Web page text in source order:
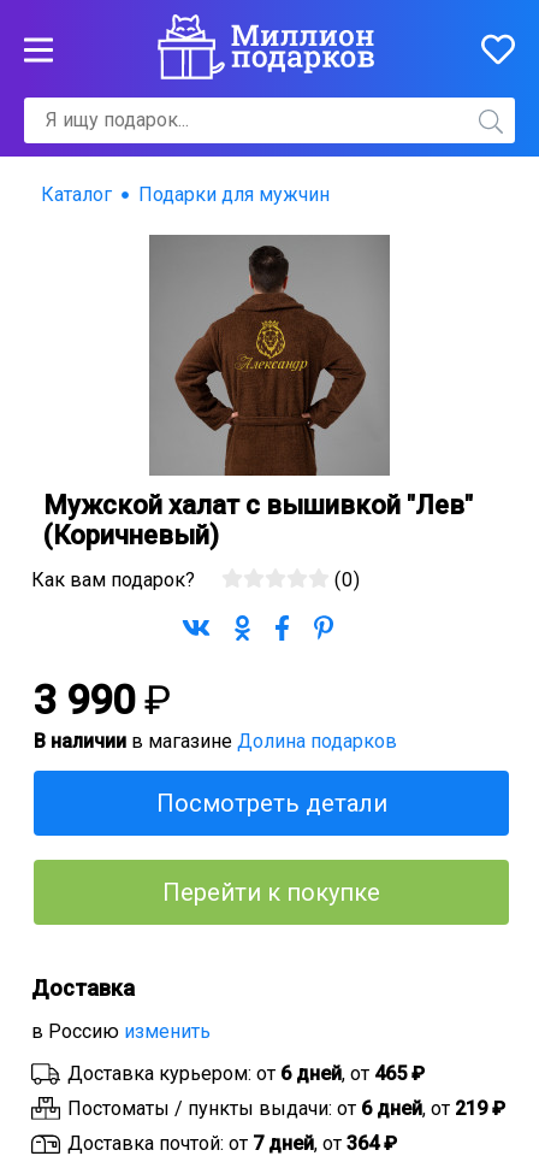
Каталог Подарки для мужчин
Мужской халат с вышивкой "Лев"
(Коричневый)
Как вам подарок? (0)
3 990 ₽
В наличии в магазине Долина подарков
Посмотреть детали
Перейти к покупке
Доставка
в Россию изменить
Доставка курьером: от 6 дней, от 465 ₽
Постоматы / пункты выдачи: от 6 дней, от 219 ₽
Доставка почтой: от 7 дней, от 364 ₽